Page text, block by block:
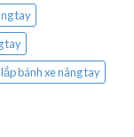
tay
tay
bánh xe nâng tay